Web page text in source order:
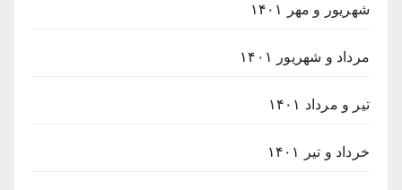
شهریور و مهر ۱۴۰۱
مرداد و شهریور ۱۴۰۱
تیر و مرداد ۱۴۰۱
خرداد و تیر ۱۴۰۱